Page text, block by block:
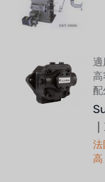
配
法
高